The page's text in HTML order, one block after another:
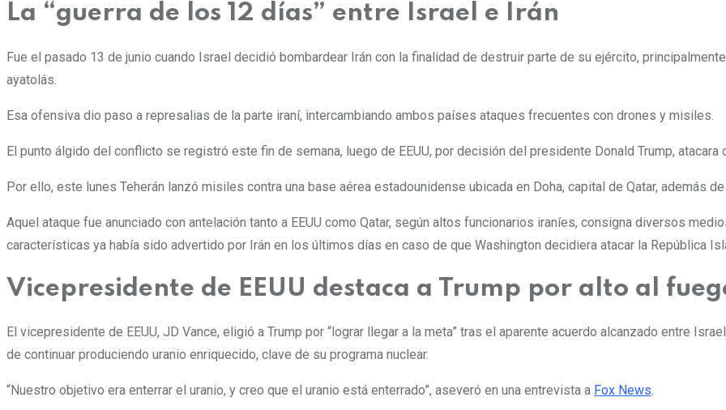
La “guerra de los 12 días” entre Israel e Irán
Fue el pasado 13 de junio cuando Israel decidió bombardear Irán con la finalidad de destruir parte de su ejército,
ayatolás.
Esa ofensiva dio paso a represalias de la parte iraní, intercambiando ambos países ataques frecuentes con drones y misiles.
El punto álgido del conflicto se registró este fin de semana, luego de EEUU, por decisión del presidente Donald Trump,
Por ello, este lunes Teherán lanzó misiles contra una base aérea estadounidense ubicada en Doha, capital de Qatar, además
Aquel ataque fue anunciado con antelación tanto a EEUU como Qatar, según altos funcionarios iraníes, consigna diversos
características ya había sido advertido por Irán en los últimos días en caso de que Washington decidiera atacar la República
Vicepresidente de EEUU destaca a Trump por alto al
El vicepresidente de EEUU, JD Vance, eligió a Trump por “lograr llegar a la meta” tras el aparente acuerdo alcanzado entre
de continuar produciendo uranio enriquecido, clave de su programa nuclear.
“Nuestro objetivo era enterrar el uranio, y creo que el uranio está enterrado”, aseveró en una entrevista a Fox News.